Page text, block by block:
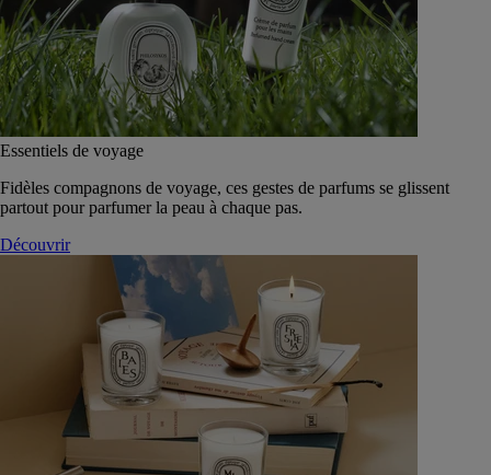
Essentiels de voyage
Fidèles compagnons de voyage, ces gestes de parfums se glissent
partout pour parfumer la peau à chaque pas.
Découvrir